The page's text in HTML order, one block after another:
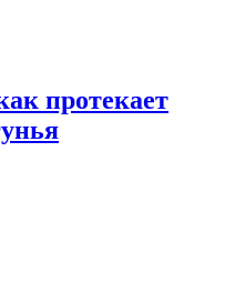
протекает